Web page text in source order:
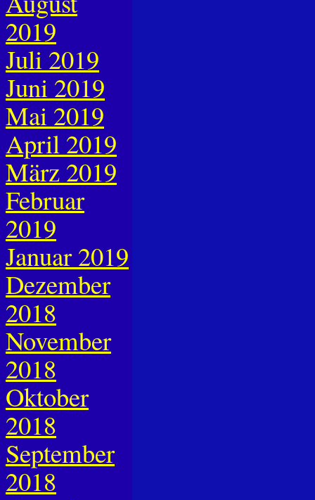
2019
Juli 2019
Juni 2019
Mai 2019
April 2019
März 2019
Februar
2019
Januar 2019
Dezember
2018
November
2018
Oktober
2018
September
2018